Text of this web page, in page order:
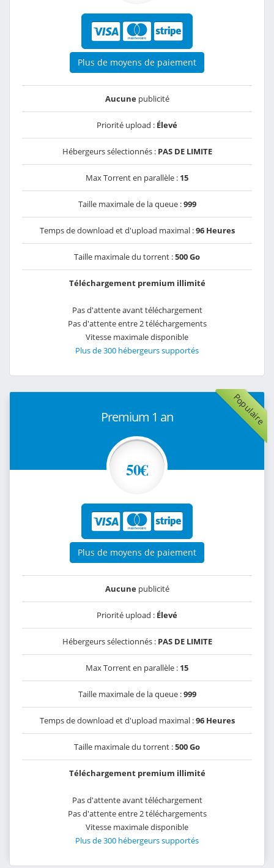
Plus de moyens de paiement
Aucunepublicité
Priorité upload : Élevé
Hébergeurs sélectionnés : PAS DE LIMITE
Max Torrent en parallèle : 15
Taille maximale de la queue :999
Temps de download et d'upload maximal :96 Heures
Taille maximale du torrent :500 Go
Téléchargement premium illimité
Pas d'attente avant téléchargement
Pas d'attente entre 2 téléchargements
Vitesse maximale disponible
Plus de 300 hébergeurs supportés
Populaire
Premium 1 an
50€
Plus de moyens de paiement
Aucunepublicité
Priorité upload : Élevé
Hébergeurs sélectionnés : PAS DE LIMITE
Max Torrent en parallèle : 15
Taille maximale de la queue :999
Temps de download et d'upload maximal :96 Heures
Taille maximale du torrent :500 Go
Téléchargement premium illimité
Pas d'attente avant téléchargement
Pas d'attente entre 2 téléchargements
Vitesse maximale disponible
Plus de 300 hébergeurs supportés